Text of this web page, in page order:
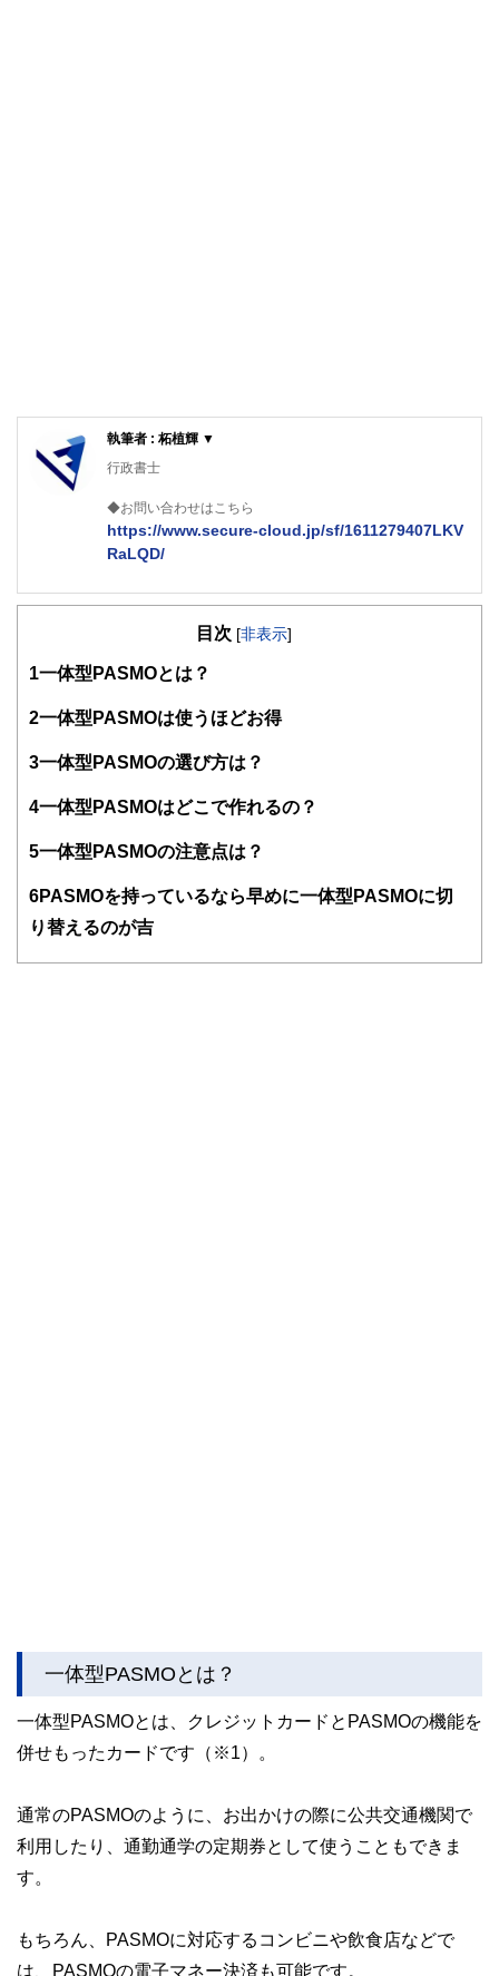
執筆者 : 柘植輝 ▼
行政書士
◆お問い合わせはこちら
https://www.secure-cloud.jp/sf/1611279407LKV
RaLQD/
２級ファイナンシャルプランナー
活かして活動を始める。
する傍ら、フリーライターとして精力的に活動中。広範な知
目次 [非表示]
1一体型PASMOとは？
2一体型PASMOは使うほどお得
3一体型PASMOの選び方は？
4一体型PASMOはどこで作れるの？
5一体型PASMOの注意点は？
6PASMOを持っているなら早めに一体型PASMOに切
り替えるのが吉
一体型PASMOとは？
一体型PASMOとは、クレジットカードとPASMOの機能を
併せもったカードです（※1）。
通常のPASMOのように、お出かけの際に公共交通機関で
利用したり、通勤通学の定期券として使うこともできま
す。
もちろん、PASMOに対応するコンビニや飲食店などで
は、PASMOの電子マネー決済も可能です。